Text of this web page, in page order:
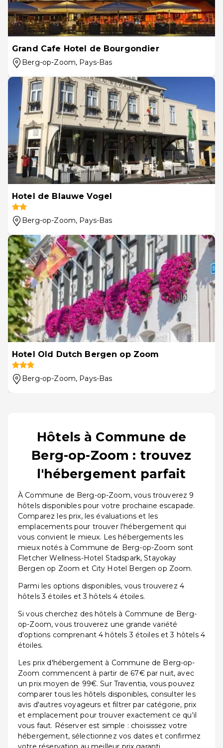
Grand Cafe Hotel de Bourgondier
Berg-op-Zoom, Pays-Bas
Hotel de Blauwe Vogel
Berg-op-Zoom, Pays-Bas
Hotel Old Dutch Bergen op Zoom
Berg-op-Zoom, Pays-Bas
Hôtels à Commune de
Berg-op-Zoom : trouvez
l'hébergement parfait
À Commune de Berg-op-Zoom, vous trouverez 9
hôtels disponibles pour votre prochaine escapade.
Comparez les prix, les évaluations et les
emplacements pour trouver l'hébergement qui
vous convient le mieux. Les hébergements les
mieux notés à Commune de Berg-op-Zoom sont
Fletcher Wellness-Hotel Stadspark, Stayokay
Bergen op Zoom et City Hotel Bergen op Zoom.
Parmi les options disponibles, vous trouverez 4
hôtels 3 étoiles et 3 hôtels 4 étoiles.
Si vous cherchez des hôtels à Commune de Berg-
op-Zoom, vous trouverez une grande variété
d'options comprenant 4 hôtels 3 étoiles et 3 hôtels 4
étoiles.
Les prix d'hébergement à Commune de Berg-op-
Zoom commencent à partir de 67€ par nuit, avec
un prix moyen de 99€. Sur Traventia, vous pouvez
comparer tous les hôtels disponibles, consulter les
avis d'autres voyageurs et filtrer par catégorie, prix
et emplacement pour trouver exactement ce qu'il
vous faut. Réserver est simple : choisissez votre
hébergement, sélectionnez vos dates et confirmez